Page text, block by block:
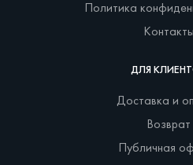
Политика
Контакты
ДЛЯ
Доставка и
Возврат
Публичная